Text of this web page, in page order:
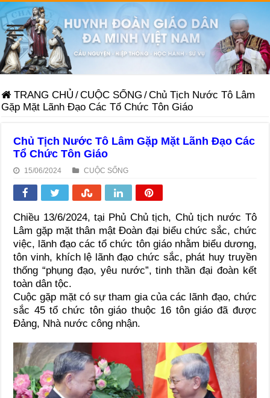
TRANG CHỦ /CUỘC SỐNG /Chủ Tịch Nước Tô Lâm
Gặp Mặt Lãnh Đạo Các Tổ Chức Tôn Giáo
Chủ Tịch Nước Tô Lâm Gặp Mặt Lãnh Đạo Các
Tổ Chức Tôn Giáo
15/06/2024 CUỘC SỐNG
Chiều 13/6/2024, tại Phủ Chủ tịch, Chủ tịch nước Tô
Lâm gặp mặt thân mật Đoàn đại biểu chức sắc, chức
việc, lãnh đạo các tổ chức tôn giáo nhằm biểu dương,
tôn vinh, khích lệ lãnh đạo chức sắc, phát huy truyền
thống “phụng đạo, yêu nước”, tinh thần đại đoàn kết
toàn dân tộc.
Cuộc gặp mặt có sự tham gia của các lãnh đạo, chức
sắc 45 tổ chức tôn giáo thuộc 16 tôn giáo đã được
Đảng, Nhà nước công nhận.